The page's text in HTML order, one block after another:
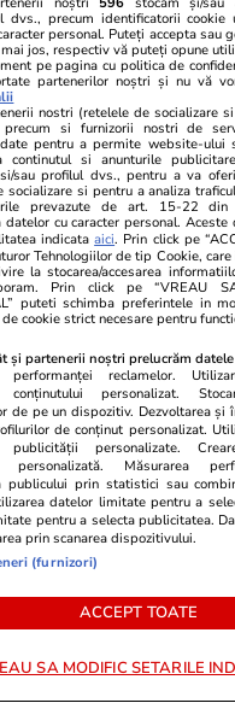
despre
și apă de la robinet în
„Îți poate distruge
iulie 2026. Racii
mai dificilă în
poate și pe
volum mai mare de
doar cu
Ghid pentru
spaţiului
dvs., precum identificatorii cookie
personal. Puteți accepta sau
jos, respectiv vă puteți opune
pe pagina cu politica de
partenerilor noștri și nu vă
nostri (retelele de socializare
precum si furnizorii nostri de
pentru a permite website-ului
continutul si anunturile
sau profilul dvs., pentru a va
socializare si pentru a analiza
prevazute de art. 15-22 din
datelor cu caracter personal.
indicataaici. Prin click pe
Tehnologiilor de tip Cookie,
la stocarea/accesarea
Prin click pe “VREAU
puteti schimba preferintele in
cookie strict necesare pentru
și partenerii noștri prelucrăm
performanței reclamelor.
conținutului personalizat.
de pe un dispozitiv. Dezvoltarea și
de conținut personalizat.
publicității personalizate.
personalizată. Măsurarea
publicului prin statistici sau
datelor limitate pentru a
pentru a selecta publicitatea.
prin scanarea dispozitivului.
(furnizori)
ACCEPT TOATE
SA MODIFIC SETARILE